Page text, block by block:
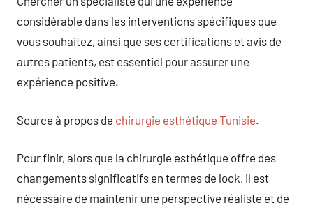
considérable dans les interventions spécifiques que
vous souhaitez, ainsi que ses certifications et avis de
autres patients, est essentiel pour assurer une
expérience positive.
Source à propos de chirurgie esthétique Tunisie.
Pour finir, alors que la chirurgie esthétique offre des
changements significatifs en termes de look, il est
nécessaire de maintenir une perspective réaliste et de